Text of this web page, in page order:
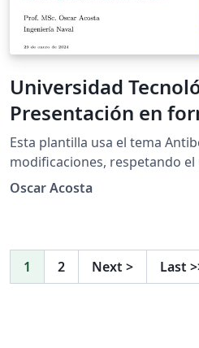
Universidad
Presentación en
la Facultad de
Natural
Esta plantilla usa el tema
modificaciones, respetando
paleta de colores de la
estudiantes y docentes de la
la UTB. Se publica bajo
Oscar Acosta
1 2 Next > Last